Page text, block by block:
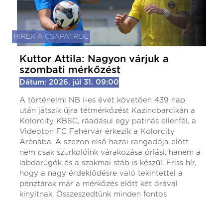
HÍREK A CSAPATRÓL
Kuttor Attila: Nagyon várjuk a
szombati mérkőzést
Dátum: 2026. júl 31. 09:00
A történelmi NB I-es évet követően 439 nap
után játszik újra tétmérkőzést Kazincbarcikán a
Kolorcity KBSC, ráadásul egy patinás ellenfél, a
Videoton FC Fehérvár érkezik a Kolorcity
Arénába. A szezon első hazai rangadója előtt
nem csak szurkolóink várakozása óriási, hanem a
labdarúgók és a szakmai stáb is készül. Friss hír,
hogy a nagy érdeklődésre való tekintettel a
pénztárak már a mérkőzés előtt két órával
kinyitnak. Összeszedtünk minden fontos